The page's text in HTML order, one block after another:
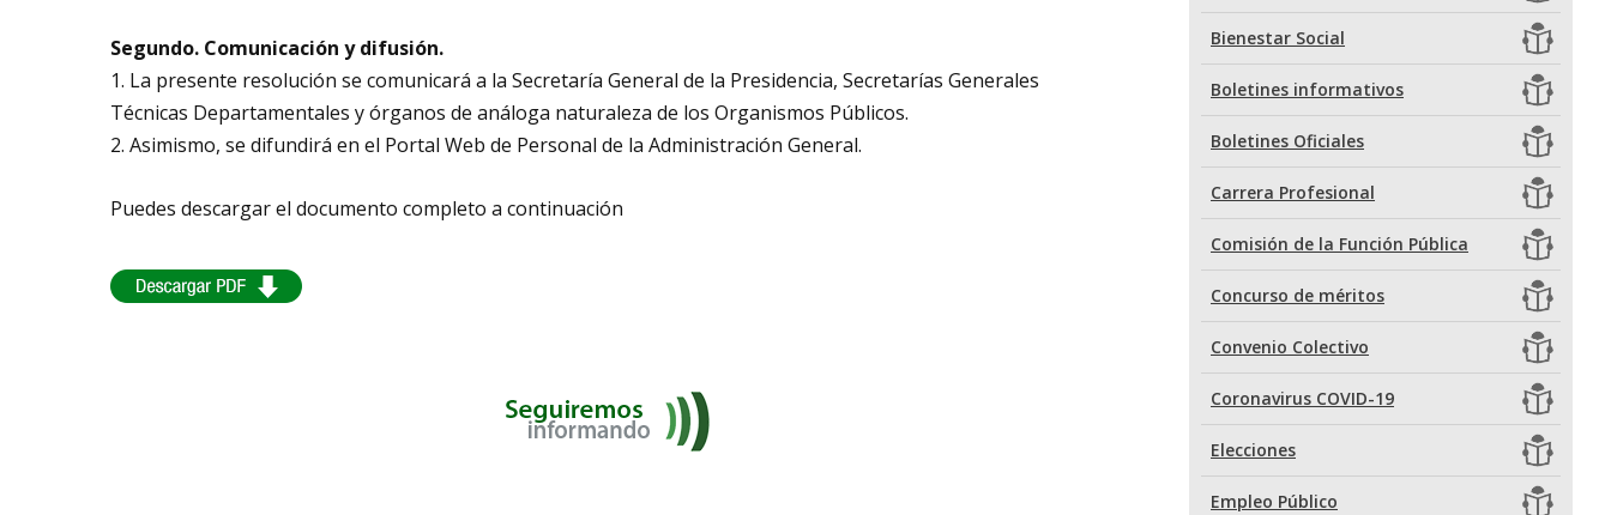
Segundo. Comunicación y difusión.
1. La presente resolución se comunicará a la Secretaría General de la Presidencia, Secretarías Generales
Técnicas Departamentales y órganos de análoga naturaleza de los Organismos Públicos.
2. Asimismo, se difundirá en el Portal Web de Personal de la Administración General.
Puedes descargar el documento completo a continuación
Bienestar Social
Boletines informativos
Boletines Oficiales
Carrera Profesional
Comisión de la Función Pública
Concurso de méritos
Convenio Colectivo
Coronavirus COVID-19
Elecciones
Empleo Público